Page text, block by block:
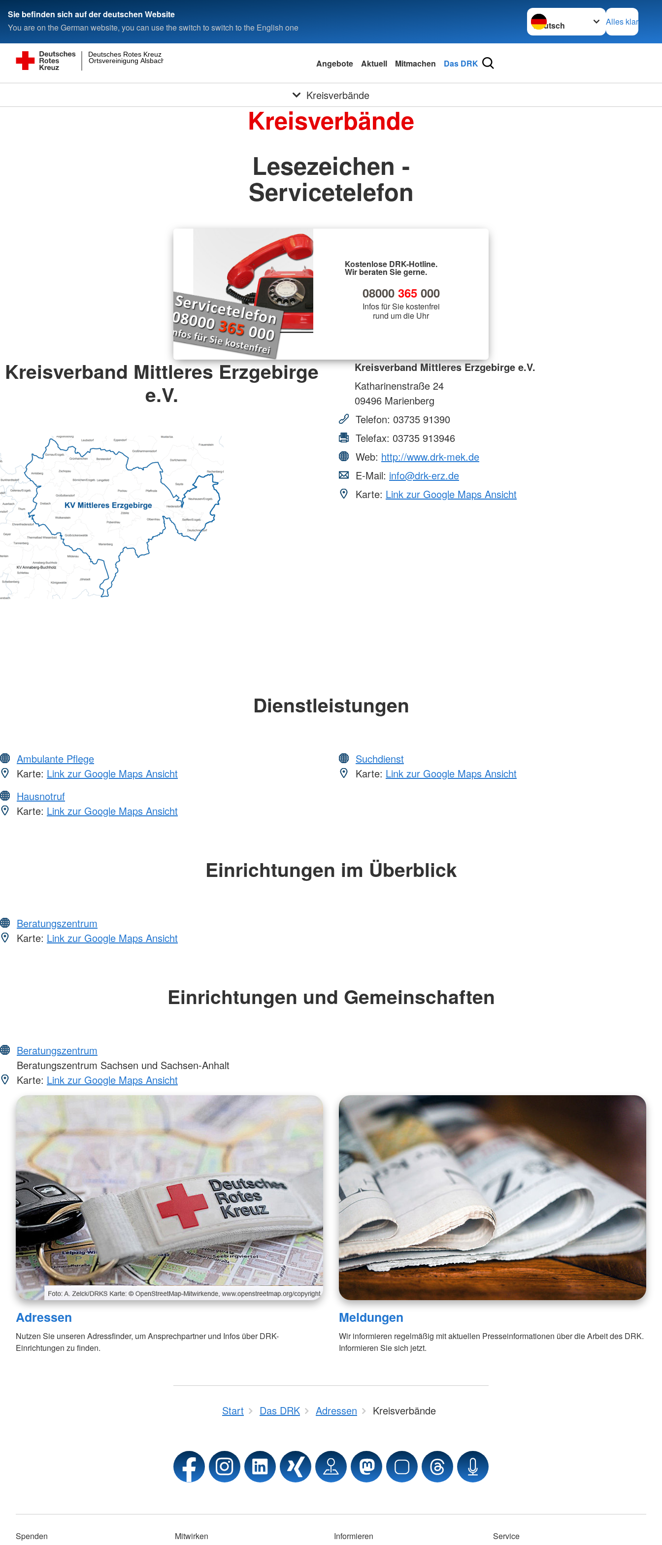
Sie befinden sich auf der deutschen Website
You are on the German website, you can use the switch to switch to the English one
Sprache wechseln zu
Alles klar
Ortsvereinigung Alsbach
Deutsches Rotes Kreuz
Angebote Aktuell Mitmachen Das DRK
Kreisverbände
Kreisverbände
Lesezeichen -
Servicetelefon
Kostenlose DRK-Hotline.
Wir beraten Sie gerne.
08000 365000
Infos für Sie kostenfrei
rund um die Uhr
Kreisverband Mittleres Erzgebirge
e.V.
Kreisverband Mittleres Erzgebirge e.V.
Katharinenstraße 24
09496 Marienberg
Telefon: 03735 91390
Telefax: 03735 913946
Web: http://www.drk-mek.de
E-Mail: info@drk-erz.de
Karte: Link zur Google Maps Ansicht
Dienstleistungen
Ambulante Pflege
Karte: Link zur Google Maps Ansicht
Hausnotruf
Karte: Link zur Google Maps Ansicht
Suchdienst
Karte: Link zur Google Maps Ansicht
Einrichtungen im Überblick
Beratungszentrum
Karte: Link zur Google Maps Ansicht
Einrichtungen und Gemeinschaften
Beratungszentrum
Beratungszentrum Sachsen und Sachsen-Anhalt
Karte: Link zur Google Maps Ansicht
Adressen
Nutzen Sie unseren Adressfinder, um Ansprechpartner und Infos über DRK-
Einrichtungen zu finden.
Meldungen
Wir informieren regelmäßig mit aktuellen Presseinformationen über die Arbeit des DRK.
Informieren Sie sich jetzt.
Start Das DRK Adressen Kreisverbände
Spenden Mitwirken Informieren Service